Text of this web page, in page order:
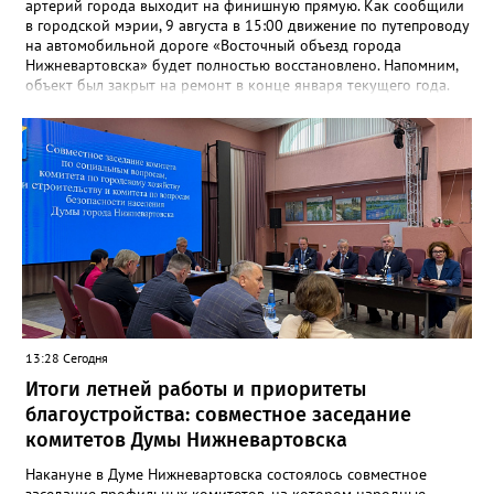
артерий города выходит на финишную прямую. Как сообщили
в городской мэрии, 9 августа в 15:00 движение по путепроводу
на автомобильной дороге «Восточный объезд города
Нижневартовска» будет полностью восстановлено. Напомним,
объект был закрыт на ремонт в конце января текущего года.
августа в 15 часов возобновится движение транспортных
средств по путепроводу на автомобильной дороге «Восточный
объезд города Нижневартовска»»,- сказано в сообщении.
Путепровод на Восточном объезде — важнейшая транспортная
артерия, соединяющая Нижневартовск с региональной
трассой. Он пропускает значительный поток транспорта и
связывает город с другими муниципалитетами округа и
Томской областью. После открытия движение по восточному
направлению серьёзно разгрузится. Водителей просят
соблюдать правила дорожного движения и быть
внимательными за рулём.
13:28 Сегодня
Итоги летней работы и приоритеты
благоустройства: совместное заседание
комитетов Думы Нижневартовска
Накануне в Думе Нижневартовска состоялось совместное